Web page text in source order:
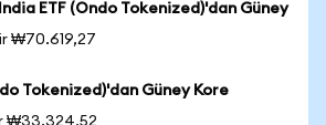
ETF (Ondo Tokenized)'dan Güney
₩70.619,27
Tokenized)'dan Güney Kore
₩33.324,52